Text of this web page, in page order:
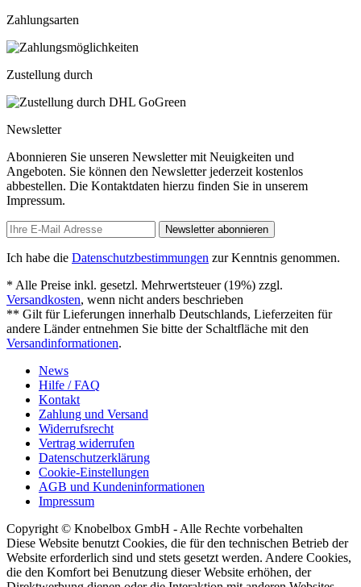
Zahlungsarten
Zustellung durch
Newsletter
Abonnieren Sie unseren Newsletter mit Neuigkeiten und
Angeboten. Sie können den Newsletter jederzeit kostenlos
abbestellen. Die Kontaktdaten hierzu finden Sie in unserem
Impressum.
Newsletter abonnieren
Ich habe die Datenschutzbestimmungen zur Kenntnis genommen.
* Alle Preise inkl. gesetzl. Mehrwertsteuer (19%) zzgl.
Versandkosten, wenn nicht anders beschrieben
** Gilt für Lieferungen innerhalb Deutschlands, Lieferzeiten für
andere Länder entnehmen Sie bitte der Schaltfläche mit den
Versandinformationen.
News
Hilfe / FAQ
Kontakt
Zahlung und Versand
Widerrufsrecht
Vertrag widerrufen
Datenschutzerklärung
Cookie-Einstellungen
AGB und Kundeninformationen
Impressum
Copyright © Knobelbox GmbH - Alle Rechte vorbehalten
Diese Website benutzt Cookies, die für den technischen Betrieb der
Website erforderlich sind und stets gesetzt werden. Andere Cookies,
die den Komfort bei Benutzung dieser Website erhöhen, der